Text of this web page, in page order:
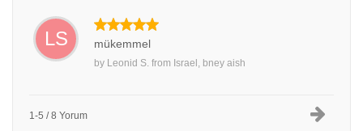
LS mükemmel
by Leonid S. from Israel, bney aish
1-5 / 8 Yorum